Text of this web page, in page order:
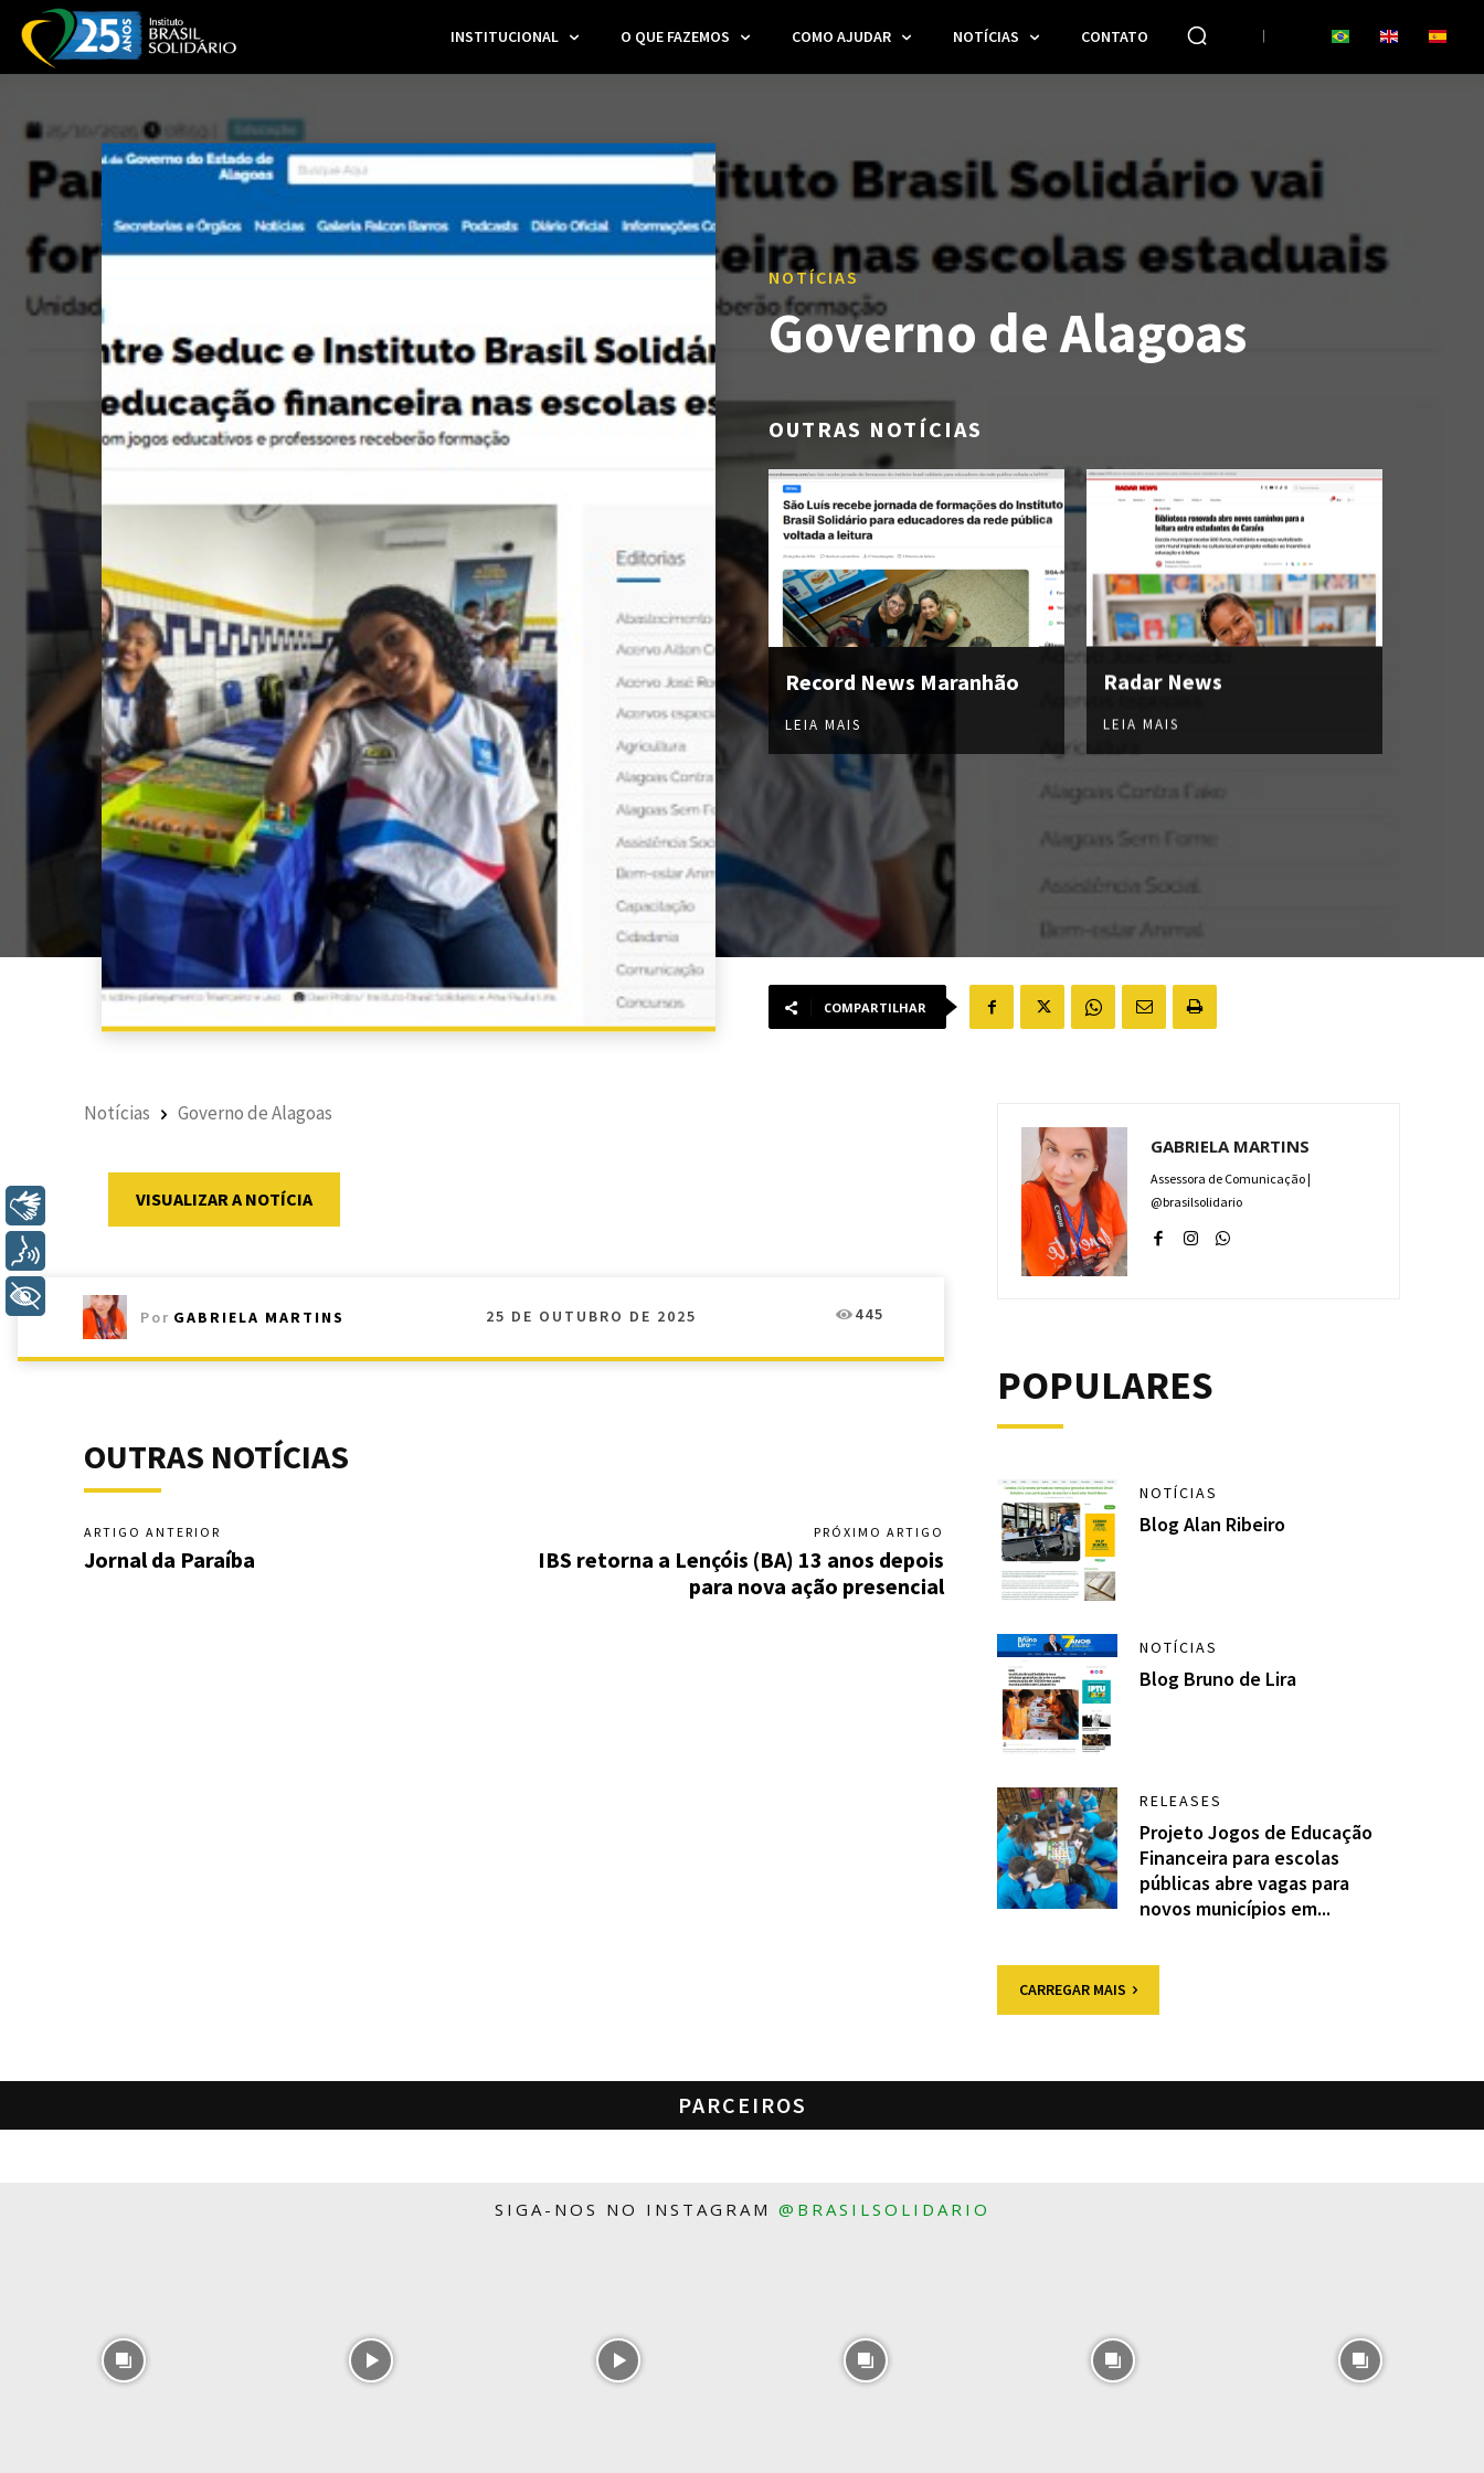
INSTITUCIONAL O QUE FAZEMOS COMO AJUDAR NOTÍCIAS CONTATO
NOTÍCIAS
Governo de Alagoas
OUTRAS NOTÍCIAS
Record News Maranhão
LEIA MAIS
Radar News
LEIA MAIS
COMPARTILHAR
Notícias Governo de Alagoas
VISUALIZAR A NOTÍCIA
Por GABRIELA MARTINS 25 DE OUTUBRO DE 2025 445
OUTRAS NOTÍCIAS
ARTIGO ANTERIOR
Jornal da Paraíba
PRÓXIMO ARTIGO
IBS retorna a Lençóis (BA) 13 anos depois
para nova ação presencial
GABRIELA MARTINS
Assessora de Comunicação |
@brasilsolidario
POPULARES
NOTÍCIAS
Blog Alan Ribeiro
NOTÍCIAS
Blog Bruno de Lira
RELEASES
Projeto Jogos de Educação
Financeira para escolas
públicas abre vagas para
novos municípios em...
CARREGAR MAIS
PARCEIROS
SIGA-NOS NO INSTAGRAM @BRASILSOLIDARIO
+ Acessibilidade